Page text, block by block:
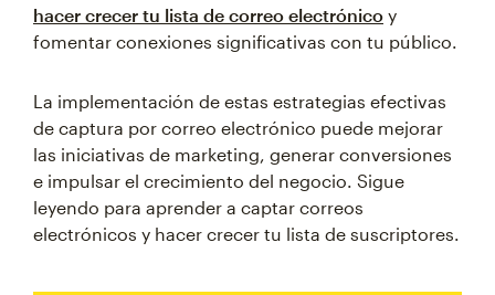
hacer crecer tu lista de correo electrónico y
fomentar conexiones significativas con tu público.
La implementación de estas estrategias efectivas
de captura por correo electrónico puede mejorar
las iniciativas de marketing, generar conversiones
e impulsar el crecimiento del negocio. Sigue
leyendo para aprender a captar correos
electrónicos y hacer crecer tu lista de suscriptores.